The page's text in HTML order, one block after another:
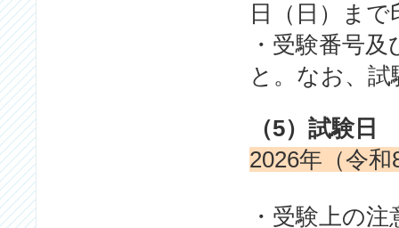
日（日）ま
・受験番号
と。なお、
（5）試験日
2026年（令
・受験上の